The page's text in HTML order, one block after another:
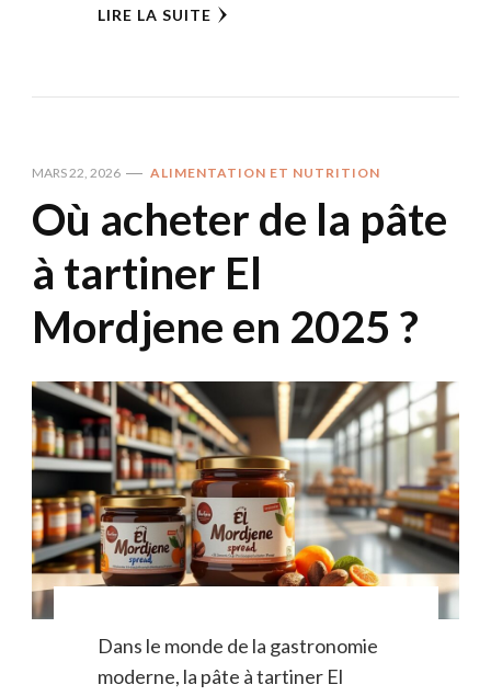
LIRE LA SUITE
MARS 22, 2026 ALIMENTATION ET NUTRITION
Où acheter de la pâte
à tartiner El
Mordjene en 2025 ?
Dans le monde de la gastronomie
moderne, la pâte à tartiner El